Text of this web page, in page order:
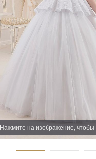
Нажмите на изображение, чтобы